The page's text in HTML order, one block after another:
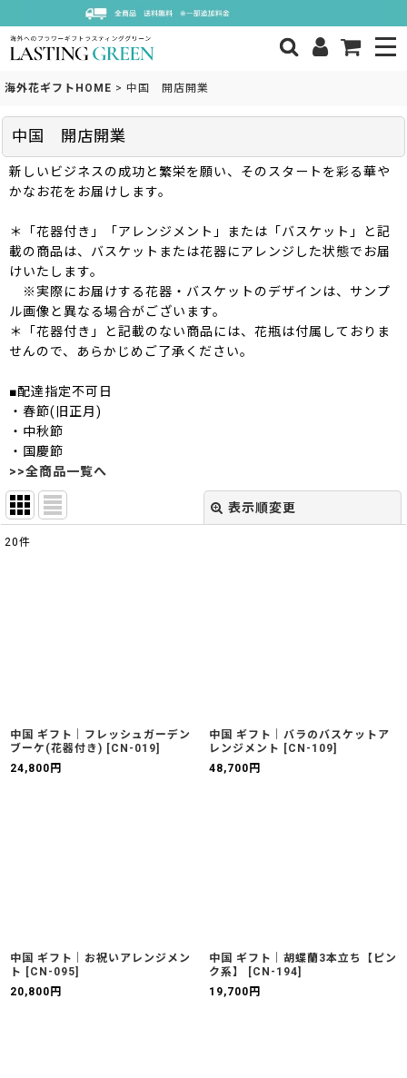
海外花ギフトHOME > 中国 開店開業
中国 開店開業
新しいビジネスの成功と繁栄を願い、そのスタートを彩る華や
かなお花をお届けします。
＊「花器付き」「アレンジメント」または「バスケット」と記
載の商品は、バスケットまたは花器にアレンジした状態でお届
けいたします。
※実際にお届けする花器・バスケットのデザインは、サンプ
ル画像と異なる場合がございます。
＊「花器付き」と記載のない商品には、花瓶は付属しておりま
せんので、あらかじめご了承ください。
■配達指定不可日
・春節(旧正月)
・中秋節
・国慶節
>>全商品一覧へ
表示順変更
20件
中国 ギフト｜フレッシュガーデン
ブーケ(花器付き) [CN-019]
24,800 円
中国 ギフト｜バラのバスケットア
レンジメント
[CN-109]
48,700 円
中国 ギフト｜お祝いアレンジメン
ト
[CN-095]
20,800 円
中国 ギフト｜胡蝶蘭3本立ち【ピン
ク系】
[CN-194]
19,700 円